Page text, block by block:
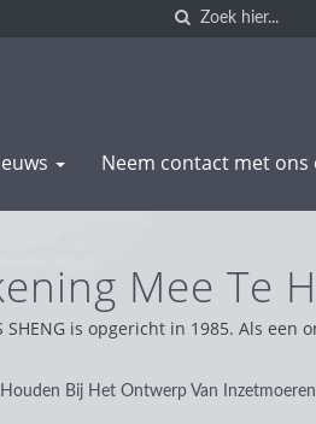
Neem contact met ons
Mee Te
&
SHENG
is opgericht in 1985. Als een
werken we met integriteit,
Bij Het Ontwerp Van